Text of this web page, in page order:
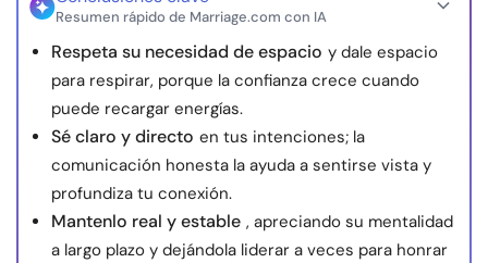
Resumen rápido de Marriage.com con IA
Respeta su necesidad de espacio y dale espacio
para respirar, porque la confianza crece cuando
puede recargar energías.
Sé claro y directo en tus intenciones; la
comunicación honesta la ayuda a sentirse vista y
profundiza tu conexión.
Mantenlo real y estable , apreciando su mentalidad
a largo plazo y dejándola liderar a veces para honrar